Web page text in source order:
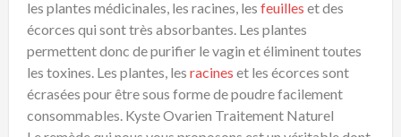
les plantes médicinales, les racines, les feuilles et des
écorces qui sont très absorbantes. Les plantes
permettent donc de purifier le vagin et éliminent toutes
les toxines. Les plantes, les racines et les écorces sont
écrasées pour être sous forme de poudre facilement
consommables. Kyste Ovarien Traitement Naturel